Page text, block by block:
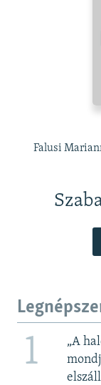
Falusi
1
„A